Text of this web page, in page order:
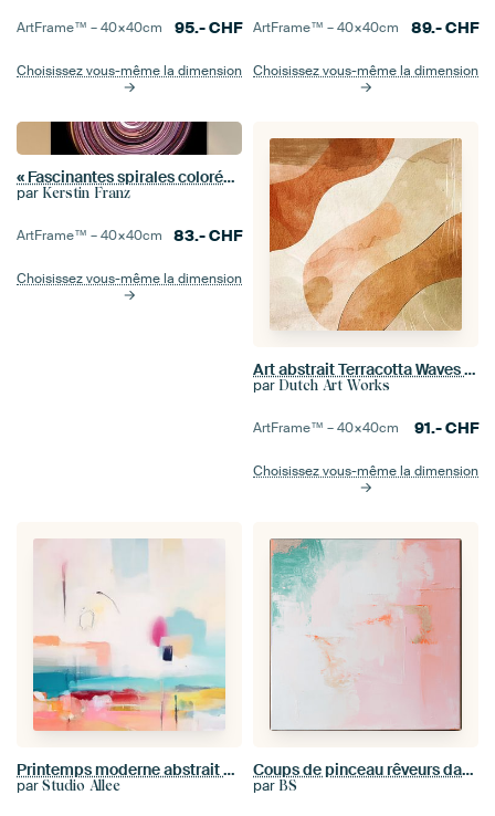
ArtFrame™ –40×40cm 95.-CHF
Choisissez vous-même la dimension
ArtFrame™ –40×40cm 89.-CHF
Choisissez vous-même la dimension
« Fascinantes spirales colorées sur fond noir 17 / Spirale / Tourbillon de couleurs
par Kerstin Franz
ArtFrame™ –40×40cm 83.-CHF
Choisissez vous-même la dimension
Art abstrait Terracotta Waves dans les tons de terre
par Dutch Art Works
ArtFrame™ –40×40cm 91.-CHF
Choisissez vous-même la dimension
Printemps moderne abstrait pastel
par Studio Allee
Coups de pinceau rêveurs dans des tons pastel
par BS